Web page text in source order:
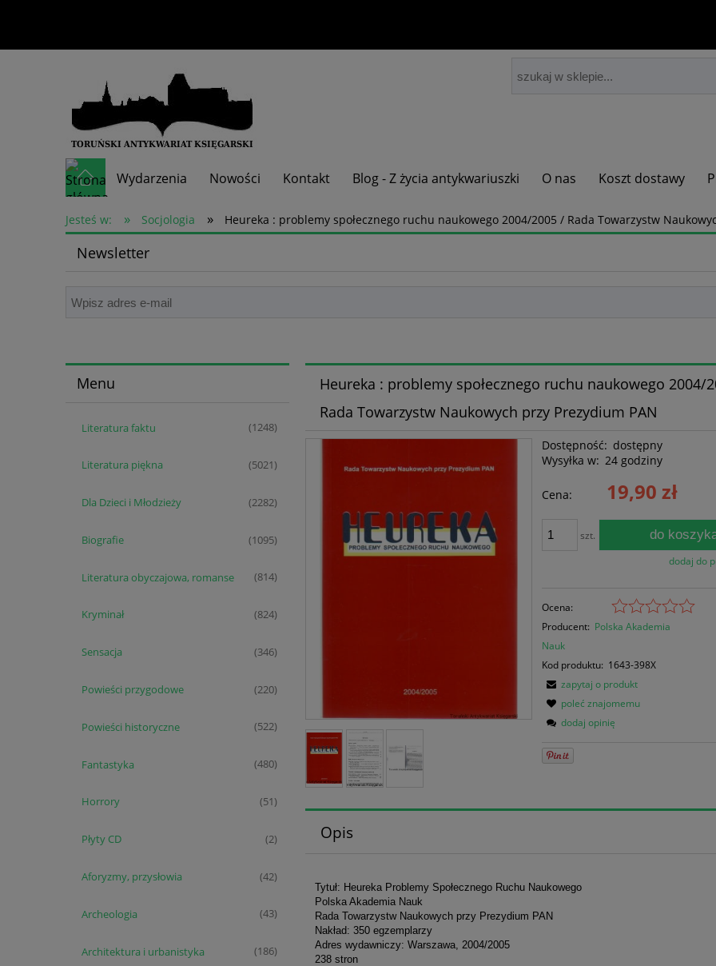
Wydarzenia Nowości Kontakt Blog - Z życia antykwariuszki O nas Koszt dostawy
Skup książek
Jesteś w: » Socjologia » Heureka : problemy społecznego ruchu naukowego 2004/2005 / Rada Towarzystw
Newsletter
Menu
Literatura faktu (1248)
Literatura piękna (5021)
Dla Dzieci i Młodzieży (2282)
Biografie (1095)
Literatura obyczajowa, romanse (814)
Kryminał (824)
Sensacja (346)
Powieści przygodowe (220)
Powieści historyczne (522)
Fantastyka (480)
Horrory (51)
Płyty CD (2)
Aforyzmy, przysłowia (42)
Archeologia (43)
Architektura i urbanistyka (186)
Heureka : problemy społecznego ruchu naukowego 2004/
Rada Towarzystw Naukowych przy Prezydium PAN
Dostępność: dostępny
Wysyłka w: 24 godziny
Cena: 19,90 zł
szt. do
dodaj do
Ocena:
Producent: Polska Akademia
Nauk
Kod produktu: 1643-398X
zapytaj o produkt
poleć znajomemu
dodaj opinię
Opis
Tytuł: Heureka Problemy Społecznego Ruchu Naukowego
Polska Akademia Nauk
Rada Towarzystw Naukowych przy Prezydium PAN
Nakład: 350 egzemplarzy
Adres wydawniczy: Warszawa, 2004/2005
238 stron